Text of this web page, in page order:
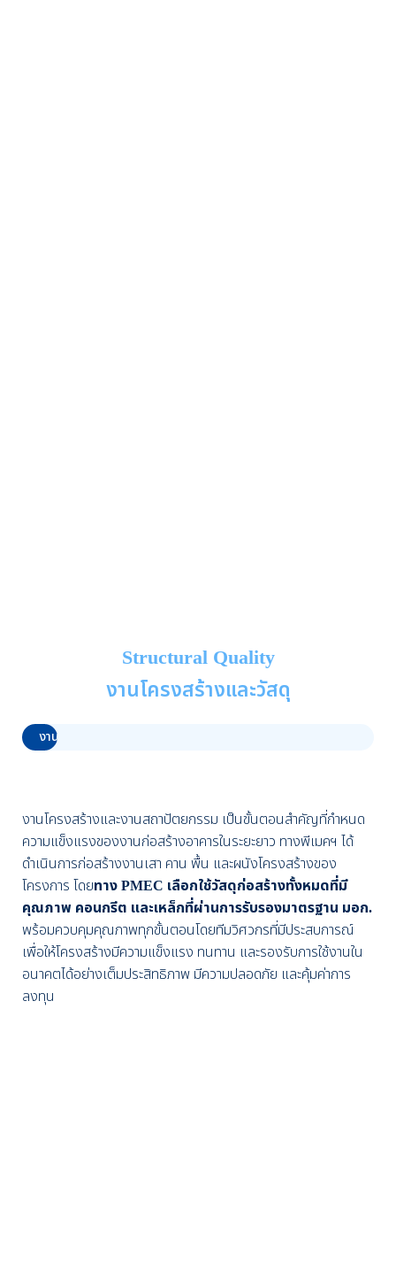
Structural Quality
งานโครงสร้างและวัสดุ
งานออกแบบ
งานโครงสร้างและงานสถาปัตยกรรม เป็นขั้นตอนสำคัญที่กำหนด
ความแข็งแรงของงานก่อสร้างอาคารในระยะยาว ทางพีเมคฯ ได้
ดำเนินการก่อสร้างงานเสา คาน พื้น และผนังโครงสร้างของ
โครงการ โดยทาง PMEC เลือกใช้วัสดุก่อสร้างทั้งหมดที่มี
คุณภาพ คอนกรีต และเหล็กที่ผ่านการรับรองมาตรฐาน มอก.
พร้อมควบคุมคุณภาพทุกขั้นตอนโดยทีมวิศวกรที่มีประสบการณ์
เพื่อให้โครงสร้างมีความแข็งแรง ทนทาน และรองรับการใช้งานใน
อนาคตได้อย่างเต็มประสิทธิภาพ มีความปลอดภัย และคุ้มค่าการ
ลงทุน